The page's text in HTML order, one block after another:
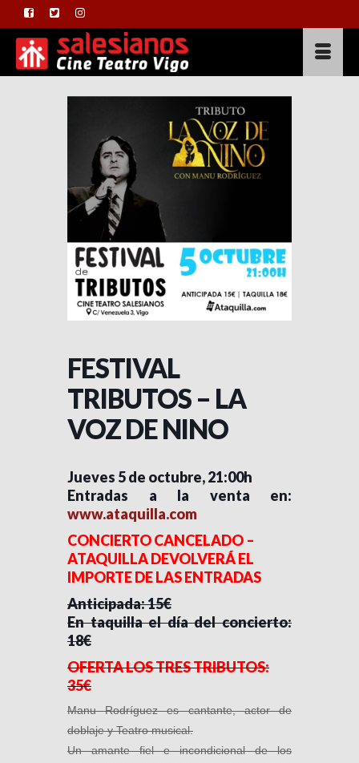
FESTIVAL
TRIBUTOS – LA
VOZ DE NINO
Jueves 5 de octubre, 21:00h
Entradas a la venta en:
www.ataquilla.com
CONCIERTO CANCELADO –
ATAQUILLA DEVOLVERÁ EL
IMPORTE DE LAS ENTRADAS
Anticipada: 15€
En taquilla el día del concierto:
18€
OFERTA LOS TRES TRIBUTOS:
35€
Manu Rodríguez es cantante, actor de
doblaje y Teatro musical.
Un amante fiel e incondicional de los